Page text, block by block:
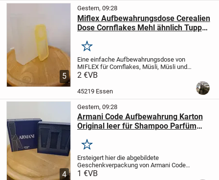
5
Gestern, 09:28
Miflex Aufbewahrungsdose Cerealien
Dose Cornflakes Mehl ähnlich Tupper
Merken
Eine einfache Aufbewahrungsdose von
MIFLEX für Cornflakes, Müsli, Müsli und
ähnliches.
und der Deckel gelb, beides transparent-
mil...
2 €VB
45219 Essen
4
Gestern, 09:28
Armani Code Aufbewahrung Karton
Original leer für Shampoo Parfüm
Merken
Ersteigert hier die abgebildete
Geschenkverpackung von Armani Code
Pour Homme.
1 €VB